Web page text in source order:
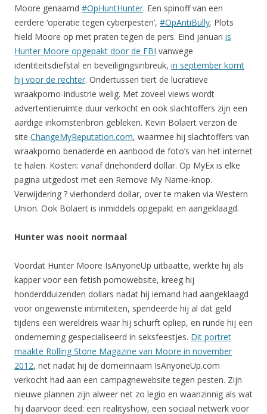
Moore genaamd #OpHuntHunter. Een spinoff van een
eerdere ‘operatie tegen cyberpesten’, #OpAntiBully. Plots
hield Moore op met praten tegen de pers. Eind januari is
Hunter Moore opgepakt door de FBI vanwege
identiteitsdiefstal en beveiligingsinbreuk, in september komt
hij voor de rechter. Ondertussen tiert de lucratieve
wraakporno-industrie welig. Met zoveel views wordt
advertentieruimte duur verkocht en ook slachtoffers zijn een
aardige inkomstenbron gebleken. Kevin Bolaert verzon de
site ChangeMyReputation.com, waarmee hij slachtoffers van
wraakporno benaderde en aanbood de foto’s van het internet
te halen. Kosten: vanaf driehonderd dollar. Op MyEx is elke
pagina uitgedost met een Remove My Name-knop.
Verwijdering ? vierhonderd dollar, over te maken via Western
Union. Ook Bolaert is inmiddels opgepakt en aangeklaagd.
Hunter was nooit normaal
Voordat Hunter Moore IsAnyoneUp uitbaatte, werkte hij als
kapper voor een fetish pornowebsite, kreeg hij
honderdduizenden dollars nadat hij iemand had aangeklaagd
voor ongewenste intimiteiten, spendeerde hij al dat geld
tijdens een wereldreis waar hij schurft opliep, en runde hij een
onderneming gespecialiseerd in seksfeestjes. Dit portret
maakte Rolling Stone Magazine van Moore in november
2012, net nadat hij de domeinnaam IsAnyoneUp.com
verkocht had aan een campagnewebsite tegen pesten. Zijn
nieuwe plannen zijn alweer net zo legio en waanzinnig als wat
hij daarvoor deed: een realityshow, een sociaal netwerk voor